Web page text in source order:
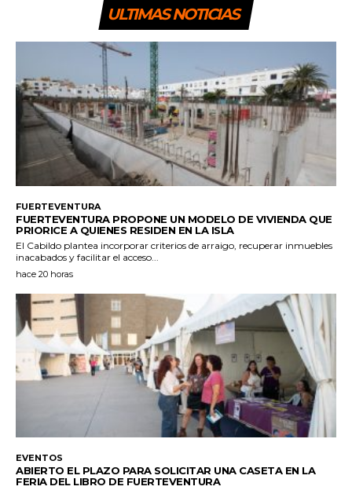
ULTIMAS NOTICIAS
FUERTEVENTURA
FUERTEVENTURA PROPONE UN MODELO DE VIVIENDA QUE
PRIORICE A QUIENES RESIDEN EN LA ISLA
El Cabildo plantea incorporar criterios de arraigo, recuperar inmuebles
inacabados y facilitar el acceso...
hace 20 horas
EVENTOS
ABIERTO EL PLAZO PARA SOLICITAR UNA CASETA EN LA
FERIA DEL LIBRO DE FUERTEVENTURA